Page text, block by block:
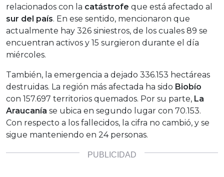
relacionados con la catástrofe que está afectado al
sur del país. En ese sentido, mencionaron que
actualmente hay 326 siniestros, de los cuales 89 se
encuentran activos y 15 surgieron durante el día
miércoles.
También, la emergencia a dejado 336.153 hectáreas
destruidas. La región más afectada ha sido Biobío
con 157.697 territorios quemados. Por su parte, La
Araucanía se ubica en segundo lugar con 70.153.
Con respecto a los fallecidos, la cifra no cambió, y se
sigue manteniendo en 24 personas.